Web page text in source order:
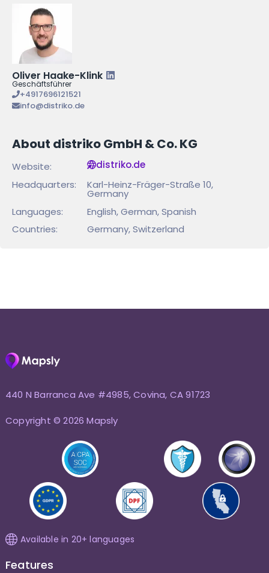
Oliver Haake-Klink
Geschäftsführer
+4917696121521
info@distriko.de
About distriko GmbH & Co. KG
Website:
distriko.de
Headquarters:
Karl-Heinz-Fräger-Straße 10,
Germany
Languages:
English, German, Spanish
Countries:
Germany, Switzerland
440 N Barranca Ave #4985, Covina, CA 91723
Copyright © 2026 Mapsly
Available in 20+ languages
Features